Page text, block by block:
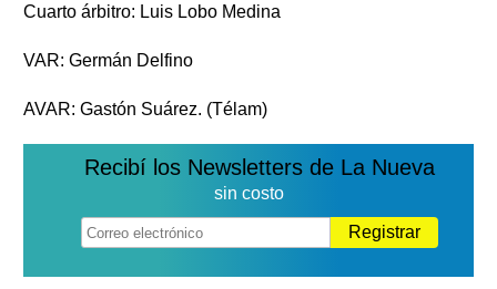
Cuarto árbitro: Luis Lobo Medina
VAR: Germán Delfino
AVAR: Gastón Suárez. (Télam)
Recibí los Newsletters de La Nueva
sin costo
Registrar